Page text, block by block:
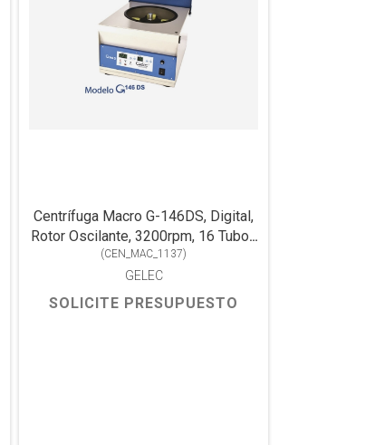
Centrífuga Macro G-146DS, Digital,
Rotor Oscilante, 3200rpm, 16 Tubos
De 10/15ml
(CEN_MAC_1137)
GELEC
SOLICITE PRESUPUESTO